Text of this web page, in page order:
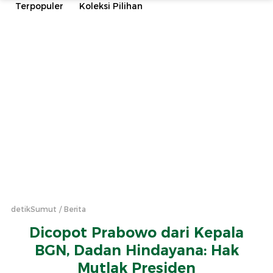
Terpopuler
Koleksi Pilihan
detikSumut Berita
Dicopot Prabowo dari Kepala
BGN, Dadan Hindayana: Hak
Mutlak Presiden